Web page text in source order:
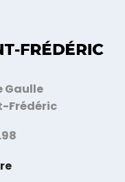
Gaulle
Frédéric